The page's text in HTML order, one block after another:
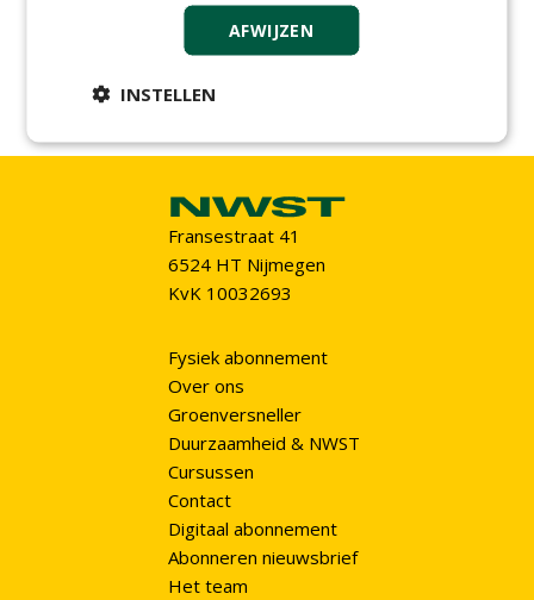
Fransestraat 41
6524 HT Nijmegen
KvK 10032693
Fysiek abonnement
Over ons
Groenversneller
Duurzaamheid & NWST
Cursussen
Contact
Digitaal abonnement
Abonneren nieuwsbrief
Het team
AFWIJZEN
INSTELLEN